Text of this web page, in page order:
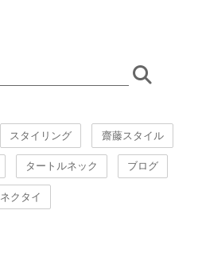
スタイリング 齋藤スタイル
タートルネック ブログ
ネクタイ